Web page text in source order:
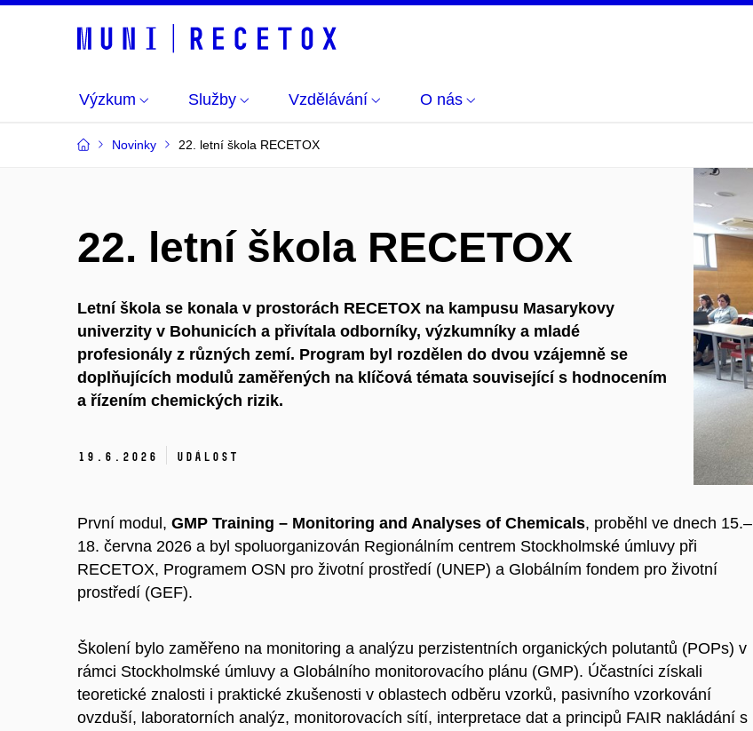
Výzkum Služby Vzdělávání O nás
Novinky 22. letní škola RECETOX
22. letní škola RECETOX
Letní škola se konala v prostorách RECETOX na kampusu Masarykovy
univerzity v Bohunicích a přivítala odborníky, výzkumníky a mladé
profesionály z různých zemí. Program byl rozdělen do dvou vzájemně se
doplňujících modulů zaměřených na klíčová témata související s hodnocením
a řízením chemických rizik.
19. 6. 2026 Událost
První modul, GMP Training – Monitoring and Analyses of Chemicals, proběhl ve dnech 15.–
18. června 2026 a byl spoluorganizován Regionálním centrem Stockholmské úmluvy při
RECETOX, Programem OSN pro životní prostředí (UNEP) a Globálním fondem pro životní
prostředí (GEF).
Školení bylo zaměřeno na monitoring a analýzu perzistentních organických polutantů (POPs) v
rámci Stockholmské úmluvy a Globálního monitorovacího plánu (GMP). Účastníci získali
teoretické znalosti i praktické zkušenosti v oblastech odběru vzorků, pasivního vzorkování
ovzduší, laboratorních analýz, monitorovacích sítí, interpretace dat a principů FAIR nakládání s